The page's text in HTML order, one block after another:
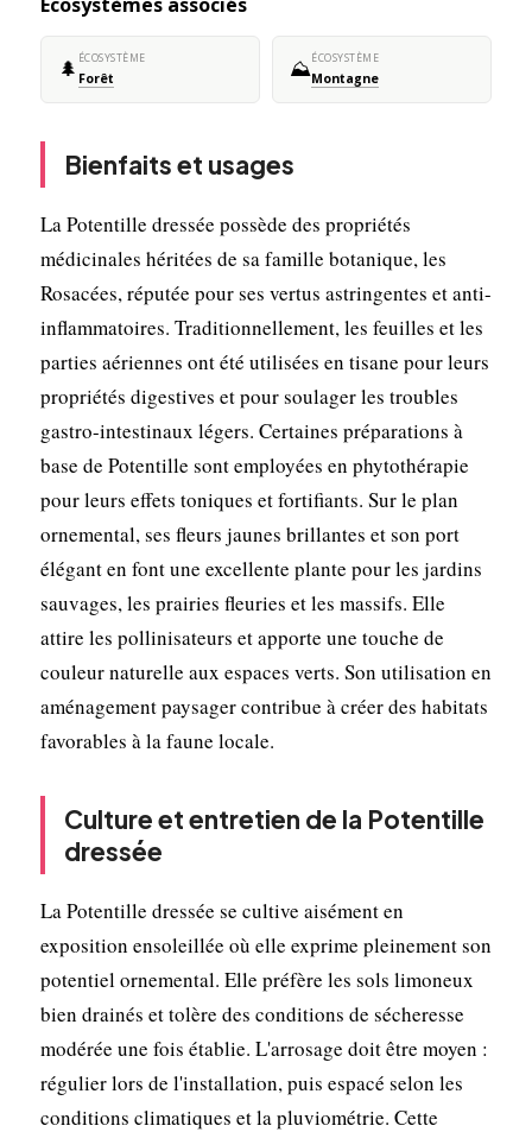
🌲 ÉCOSYSTÈME
Forêt ⛰️ÉCOSYSTÈME
Montagne
Bienfaits et usages
La Potentille dressée possède des propriétés
médicinales héritées de sa famille botanique, les
Rosacées, réputée pour ses vertus astringentes et anti-
inflammatoires. Traditionnellement, les feuilles et les
parties aériennes ont été utilisées en tisane pour leurs
propriétés digestives et pour soulager les troubles
gastro-intestinaux légers. Certaines préparations à
base de Potentille sont employées en phytothérapie
pour leurs effets toniques et fortifiants. Sur le plan
ornemental, ses fleurs jaunes brillantes et son port
élégant en font une excellente plante pour les jardins
sauvages, les prairies fleuries et les massifs. Elle
attire les pollinisateurs et apporte une touche de
couleur naturelle aux espaces verts. Son utilisation en
aménagement paysager contribue à créer des habitats
favorables à la faune locale.
Culture et entretien de la Potentille
dressée
La Potentille dressée se cultive aisément en
exposition ensoleillée où elle exprime pleinement son
potentiel ornemental. Elle préfère les sols limoneux
bien drainés et tolère des conditions de sécheresse
modérée une fois établie. L'arrosage doit être moyen :
régulier lors de l'installation, puis espacé selon les
conditions climatiques et la pluviométrie. Cette